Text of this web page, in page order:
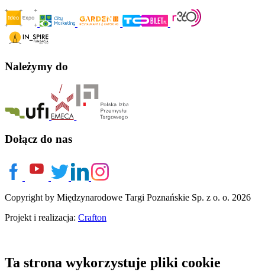
Należymy do
Dołącz do nas
Copyright by Międzynarodowe Targi Poznańskie Sp. z o. o. 2026
Projekt i realizacja: Crafton
Ta strona wykorzystuje pliki cookie